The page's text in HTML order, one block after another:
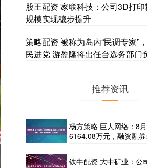
股王配资 家联科技：公司3D打
规模实现稳步提升
策略配资 被称为岛内“民调专家”
民进党 游盈隆将出任台选务部门
推荐资讯
杨方策略 巨人网络：8
6164.08万元，融资融
铁牛配资 大中矿业：公